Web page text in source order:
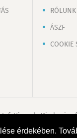
érdekében.
RÓLUNK
ÁSZF
COOKIE
Minden